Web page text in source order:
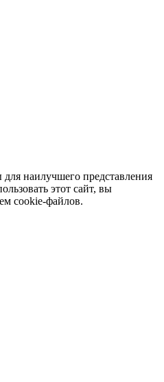
наилучшего представления
этот сайт, вы
cookie-файлов.